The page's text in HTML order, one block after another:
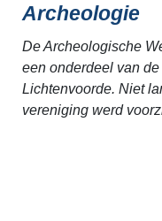
Archeologie
De Archeologische
een onderdeel van
Lichtenvoorde. Niet
vereniging werd